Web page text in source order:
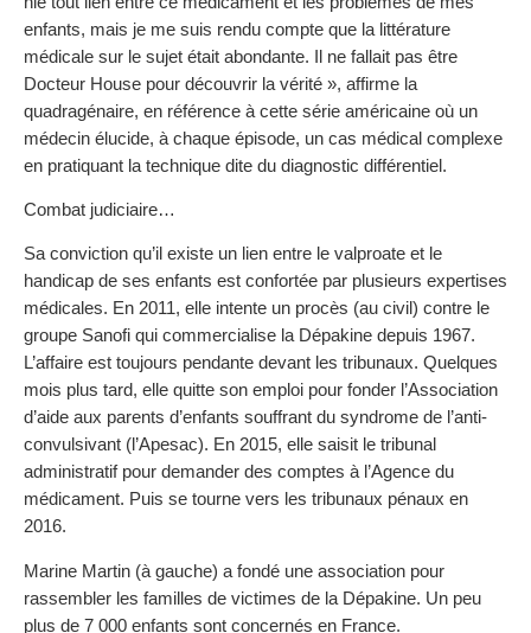
enfants, mais je me suis rendu compte que la littérature
médicale sur le sujet était abondante. Il ne fallait pas être
Docteur House pour découvrir la vérité », affirme la
quadragénaire, en référence à cette série américaine où un
médecin élucide, à chaque épisode, un cas médical complexe
en pratiquant la technique dite du diagnostic différentiel.
Combat judiciaire…
Sa conviction qu’il existe un lien entre le valproate et le
handicap de ses enfants est confortée par plusieurs expertises
médicales. En 2011, elle intente un procès (au civil) contre le
groupe Sanofi qui commercialise la Dépakine depuis 1967.
L’affaire est toujours pendante devant les tribunaux. Quelques
mois plus tard, elle quitte son emploi pour fonder l’Association
d’aide aux parents d’enfants souffrant du syndrome de l’anti-
convulsivant (l’Apesac). En 2015, elle saisit le tribunal
administratif pour demander des comptes à l’Agence du
médicament. Puis se tourne vers les tribunaux pénaux en
2016.
Marine Martin (à gauche) a fondé une association pour
rassembler les familles de victimes de la Dépakine. Un peu
plus de 7 000 enfants sont concernés en France.